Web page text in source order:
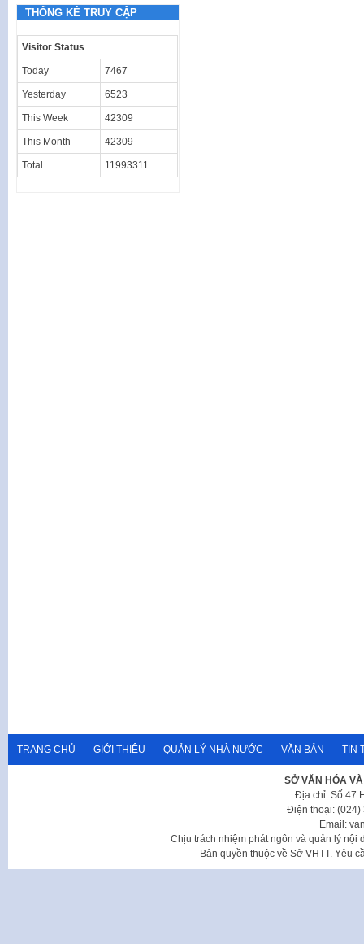
THỐNG KÊ TRUY CẬP
Visitor Status
Today 7467
Yesterday 6523
This Week 42309
This Month 42309
Total 11993311
TRANG CHỦ GIỚI THIỆU QUẢN LÝ NHÀ NƯỚC VĂN BẢN TIN
SỞ VĂN HÓA
Địa chỉ: Số 47
Điện thoại: (024)
Email:
Chịu trách nhiệm phát ngôn và quản lý nội
Bản quyền thuộc về Sở VHTT. Yêu